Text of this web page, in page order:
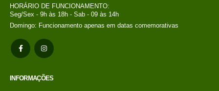
Em até 1x de
R$ 198,00
no
credito avista, (P/
mais condições
entre em contato
HORÁRIO DE FUNCIONAMENTO:
Seg/Sex - 9h às 18h - Sab - 09 às 14h
Domingo: Funcionamento apenas em datas comemorativas
INFORMAÇÕES